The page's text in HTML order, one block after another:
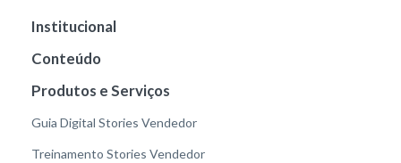
Institucional
Conteúdo
Produtos e Serviços
Guia Digital Stories Vendedor
Treinamento Stories Vendedor